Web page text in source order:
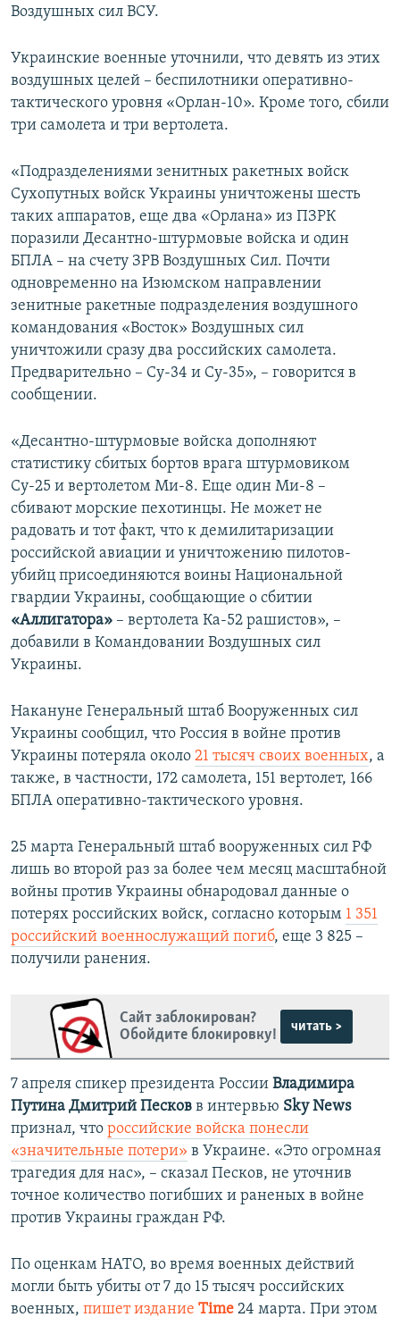
Воздушных сил ВСУ.
Украинские военные уточнили, что девять из этих
воздушных целей – беспилотники оперативно-
тактического уровня «Орлан-10». Кроме того, сбили
три самолета и три вертолета.
«Подразделениями зенитных ракетных войск
Сухопутных войск Украины уничтожены шесть
таких аппаратов, еще два «Орлана» из ПЗРК
поразили Десантно-штурмовые войска и один
БПЛА – на счету ЗРВ Воздушных Сил. Почти
одновременно на Изюмском направлении
зенитные ракетные подразделения воздушного
командования «Восток» Воздушных сил
уничтожили сразу два российских самолета.
Предварительно – Су-34 и Су-35», – говорится в
сообщении.
«Десантно-штурмовые войска дополняют
статистику сбитых бортов врага штурмовиком
Су-25 и вертолетом Ми-8. Еще один Ми-8 –
сбивают морские пехотинцы. Не может не
радовать и тот факт, что к демилитаризации
российской авиации и уничтожению пилотов-
убийц присоединяются воины Национальной
гвардии Украины, сообщающие о сбитии
«Аллигатора» – вертолета Ка-52 рашистов», –
добавили в Командовании Воздушных сил
Украины.
Накануне Генеральный штаб Вооруженных сил
Украины сообщил, что Россия в войне против
Украины потеряла около 21 тысяч своих военных, а
также, в частности, 172 самолета, 151 вертолет, 166
БПЛА оперативно-тактического уровня.
25 марта Генеральный штаб вооруженных сил РФ
лишь во второй раз за более чем месяц масштабной
войны против Украины обнародовал данные о
потерях российских войск, согласно которым 1 351
российский военнослужащий погиб, еще 3 825 –
получили ранения.
Сайт заблокирован?
Обойдите блокировку!
читать >
7 апреля спикер президента России Владимира
Путина Дмитрий Песков в интервью Sky News
признал, что российские войска понесли
«значительные потери» в Украине. «Это огромная
трагедия для нас», – сказал Песков, не уточнив
точное количество погибших и раненых в войне
против Украины граждан РФ.
По оценкам НАТО, во время военных действий
могли быть убиты от 7 до 15 тысяч российских
военных, пишет издание Time 24 марта. При этом